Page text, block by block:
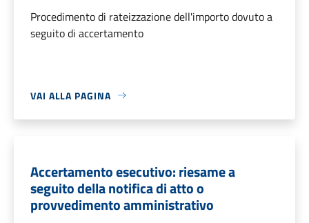
Procedimento di rateizzazione dell'importo dovuto a
seguito di accertamento
VAI ALLA PAGINA
Accertamento esecutivo: riesame a
seguito della notifica di atto o
provvedimento amministrativo